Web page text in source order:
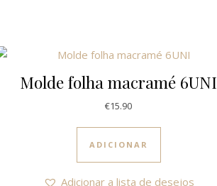
Molde folha macramé 6UNI
€15.90
ADICIONAR
Adicionar a lista de desejos